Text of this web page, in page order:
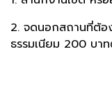
2. จดนอกสถานที่ต้อ
ธรรมเนียม 200 บาท